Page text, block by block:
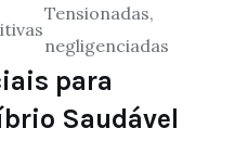
Tensionadas,
negligenciadas
para
Saudável